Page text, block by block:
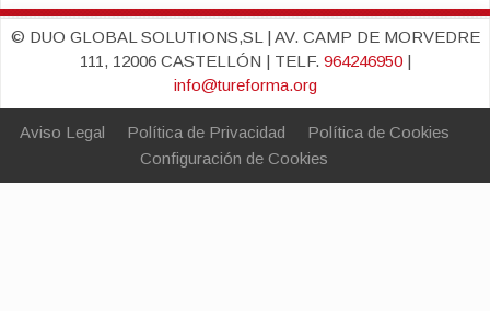
© DUO GLOBAL SOLUTIONS,SL | AV. CAMP DE MORVEDRE
111, 12006 CASTELLÓN | TELF. 964246950|
info@tureforma.org
Aviso Legal Política de Privacidad
Política de Cookies
Configuración de Cookies